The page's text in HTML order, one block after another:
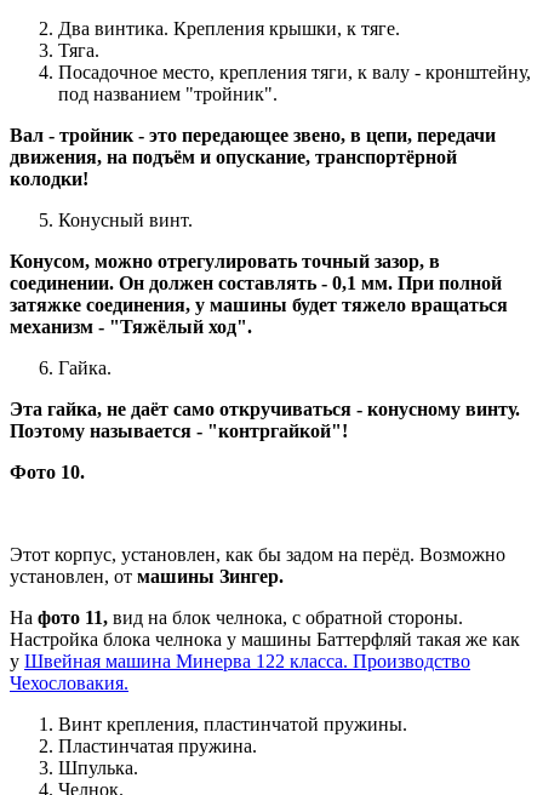
Два винтика. Крепления крышки, к тяге.
Тяга.
Посадочное место, крепления тяги, к валу - кронштейну,
под названием "тройник".
Вал - тройник - это передающее звено, в цепи, передачи
движения, на подъём и опускание, транспортёрной
колодки!
Конусный винт.
Конусом, можно отрегулировать точный зазор, в
соединении. Он должен составлять - 0,1 мм. При полной
затяжке соединения, у машины будет тяжело вращаться
механизм - "Тяжёлый ход".
Гайка.
Эта гайка, не даёт само откручиваться - конусному винту.
Поэтому называется - "контргайкой"!
Фото 10.
Этот корпус, установлен, как бы задом на перёд. Возможно
установлен, от машины Зингер.
На фото 11, вид на блок челнока, с обратной стороны.
Настройка блока челнока у машины Баттерфляй такая же как
у Швейная машина Минерва 122 класса. Производство
Чехословакия.
Винт крепления, пластинчатой пружины.
Пластинчатая пружина.
Шпулька.
Челнок.